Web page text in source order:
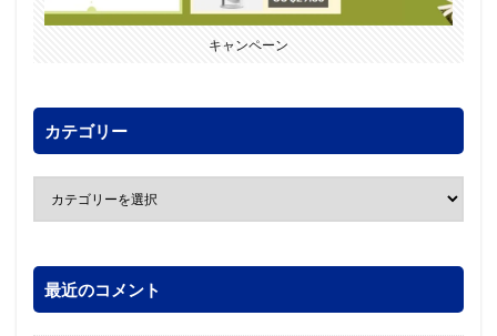
キャンペーン
カテゴリー
最近のコメント